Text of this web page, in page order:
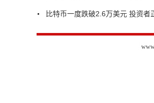
比特币一度跌破2.6万美元 投资者